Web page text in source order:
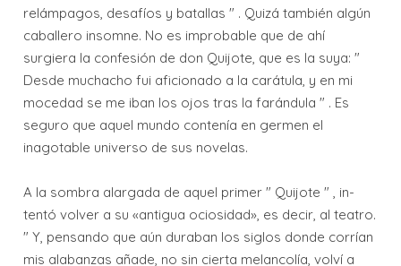
relámpagos, desafíos y batallas " . Quizá también algún
caba­llero insomne. No es improbable que de ahí
surgiera la confesión de don Quijote, que es la suya: "
Desde muchacho fui aficionado a la carátula, y en mi
mocedad se me iban los ojos tras la farándula " . Es
seguro que aquel mundo contenía en germen el
inagotable universo de sus novelas.
A la sombra alargada de aquel primer " Quijote " , in­
tentó volver a su «antigua ociosidad», es decir, al teatro.
" Y, pensando que aún duraban los siglos donde corrían
mis alabanzas añade, no sin cierta melancolía, volví a